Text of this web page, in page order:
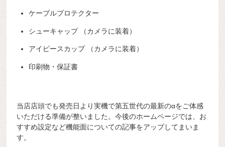
ケーブルプロテクター
シューキャップ （カメラに装着）
アイピースカップ （カメラに装着）
印刷物・保証書
当店店頭でも発売日より実機で第五世代の最新のαをご体感
いただける準備が整いました。今後のホームページでは、お
すすめ設定など機能面についての記事をアップしてまいま
す。